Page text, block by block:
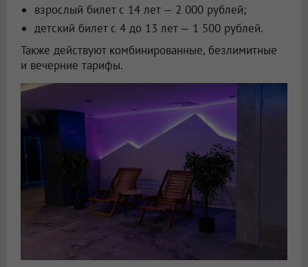
взрослый билет с 14 лет — 2 000 рублей;
детский билет с 4 до 13 лет — 1 500 рублей.
Также действуют комбинированные, безлимитные
и вечерние тарифы.